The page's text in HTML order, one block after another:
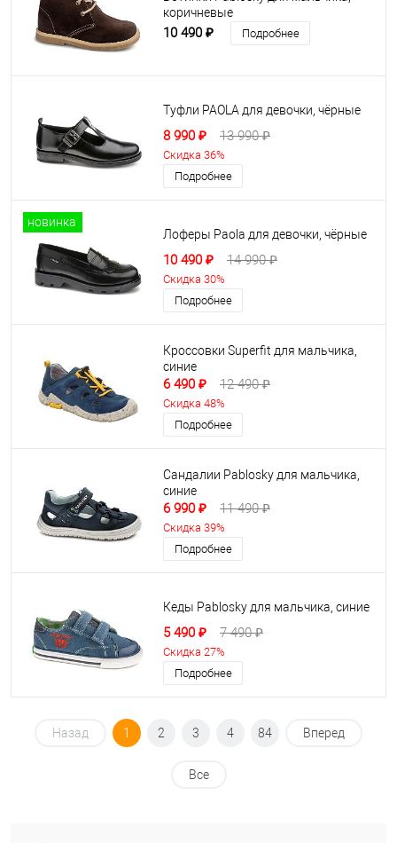
коричневые
10 490 ₽ Подробнее
Туфли PAOLA для девочки, чёрные
8 990 ₽ 13 990 ₽
Скидка 36%
Подробнее
новинка
Лоферы Paola для девочки, чёрные
10 490 ₽ 14 990 ₽
Скидка 30%
Подробнее
Кроссовки Superfit для мальчика,
синие
6 490 ₽ 12 490 ₽
Скидка 48%
Подробнее
Сандалии Pablosky для мальчика,
синие
6 990 ₽ 11 490 ₽
Скидка 39%
Подробнее
Кеды Pablosky для мальчика, синие
5 490 ₽ 7 490 ₽
Скидка 27%
Подробнее
Назад 1 2 3 4 84 Вперед
Все